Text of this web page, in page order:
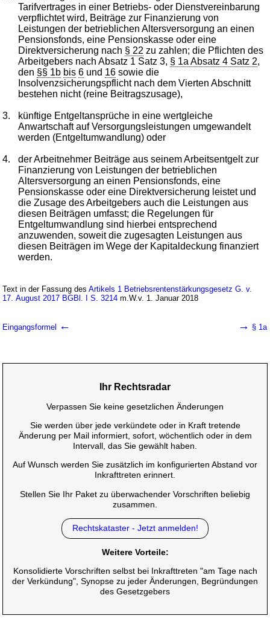
Tarifvertrages in einer Betriebs- oder Dienstvereinbarung
verpflichtet wird, Beiträge zur Finanzierung von
Leistungen der betrieblichen Altersversorgung an einen
Pensionsfonds, eine Pensionskasse oder eine
Direktversicherung nach § 22 zu zahlen; die Pflichten des
Arbeitgebers nach Absatz 1 Satz 3, § 1a Absatz 4 Satz 2,
den §§ 1b bis 6 und 16 sowie die
Insolvenzsicherungspflicht nach dem Vierten Abschnitt
bestehen nicht (reine Beitragszusage),
3.
künftige Entgeltansprüche in eine wertgleiche
Anwartschaft auf Versorgungsleistungen umgewandelt
werden (Entgeltumwandlung) oder
4.
der Arbeitnehmer Beiträge aus seinem Arbeitsentgelt zur
Finanzierung von Leistungen der betrieblichen
Altersversorgung an einen Pensionsfonds, eine
Pensionskasse oder eine Direktversicherung leistet und
die Zusage des Arbeitgebers auch die Leistungen aus
diesen Beiträgen umfasst; die Regelungen für
Entgeltumwandlung sind hierbei entsprechend
anzuwenden, soweit die zugesagten Leistungen aus
diesen Beiträgen im Wege der Kapitaldeckung finanziert
werden.
Text in der Fassung desArtikels 1 Betriebsrentenstärkungsgesetz G. v.
17. August 2017 BGBl. I S. 3214 m.W.v. 1. Januar 2018
Eingangsformel ← → § 1a
Ihr Rechtsradar
Verpassen Sie keine gesetzlichen Änderungen
Sie werden über jede verkündete oder in Kraft tretende
Änderung per Mail informiert, sofort, wöchentlich oder in dem
Intervall, das Sie gewählt haben.
Auf Wunsch werden Sie zusätzlich im konfigurierten Abstand vor
Inkrafttreten erinnert.
Stellen Sie Ihr Paket zu überwachender Vorschriften beliebig
zusammen.
Rechtskataster - Jetzt anmelden!
Weitere Vorteile:
Konsolidierte Vorschriften selbst bei Inkrafttreten "am Tage nach
der Verkündung", Synopse zu jeder Änderungen, Begründungen
des Gesetzgebers